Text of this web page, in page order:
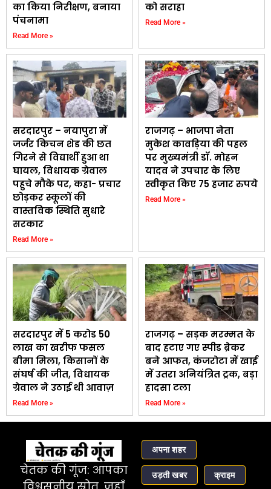
का किया निरीक्षण, बनाया
पंचनामा
Read More »
को सराहा
Read More »
सरदारपुर – नयापुरा में
जर्जर किचन शेड की छत
गिरने से विद्यार्थी हुआ था
घायल, विधायक ग्रेवाल
पहुचे मौके पर, कहा- प्रचार
छोड़कर स्कूलों की
वास्तविक स्थिति सुधारे
सरकार
Read More »
राजगढ़ – भाजपा नेता
मुकेश कावड़िया की पहल
पर मुख्यमंत्री डॉ. मोहन
यादव ने उपचार के लिए
स्वीकृत किए 75 हजार रुपये
Read More »
सरदारपुर में 5 करोड 50
लाख का खरीफ फसल
बीमा मिला, किसानों के
संघर्ष की जीत, विधायक
ग्रेवाल ने उठाई थी आवाज़
Read More »
राजगढ़ – सड़क मरम्मत के
बाद हटाए गए स्पीड ब्रेकर
बने आफत, कंजरोटा में खाई
में उतरा अनियंत्रित ट्रक, बड़ा
हादसा टला
Read More »
चेतक की गूंज: आपका
अपना शहर
उड़ती खबर क्राइम